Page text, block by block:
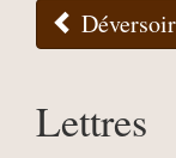
Déversoir
Lettres